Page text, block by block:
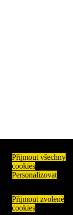
Přijmout všechny
cookies
Personalizovat
Přijmout zvolené
cookies